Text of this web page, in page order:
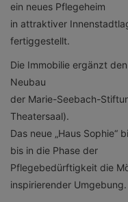
ein neues Pflegeheim
in attraktiver
fertiggestellt.
Die Immobilie ergänzt
Neubau
der Marie-Seebach-
Theatersaal).
Das neue „Haus Sophie“
bis in die Phase der
Pflegebedürftigkeit die
inspirierender Umgebung.